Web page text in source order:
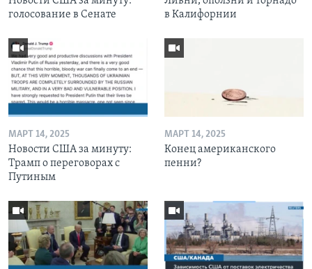
голосование в Сенате
в Калифорнии
МАРТ 14, 2025
Новости США за минуту:
Трамп о переговорах с
Путиным
МАРТ 14, 2025
Конец американского
пенни?